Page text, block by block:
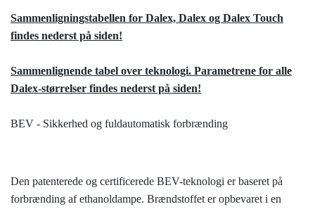
Sammenligningstabellen for Dalex, Dalex og Dalex Touch
findes nederst på siden!
Sammenlignende tabel over teknologi. Parametrene for alle
Dalex-størrelser findes nederst på siden!
BEV - Sikkerhed og fuldautomatisk forbrænding
Den patenterede og certificerede BEV-teknologi er baseret på
forbrænding af ethanoldampe. Brændstoffet er opbevaret i en